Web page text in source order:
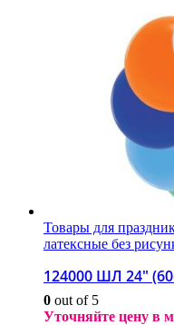
Товары для
латексные без
124000 ШЛ 24″
0 out of 5
Уточняйте цену в